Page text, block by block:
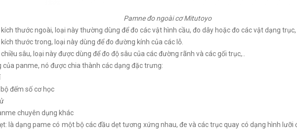
Pamne đo ngoài cơ Mitutoyo
thước ngoài, loại này thường dùng để đo các vật hình cầu, đo dây hoặc đo các vật dạng trục,
thước trong, loại này dùng để đo đường kính của các lỗ.
sâu, loại này được dùng để đo độ sâu của các đường rãnh và các gối trục,..
của panme, nó được chia thành các dạng đặc trưng:
đếm số cơ học
chuyên dụng khác
là dạng pame có một bộ các đầu dẹt tương xứng nhau, đe và các trục quay có dạng hình lưỡi